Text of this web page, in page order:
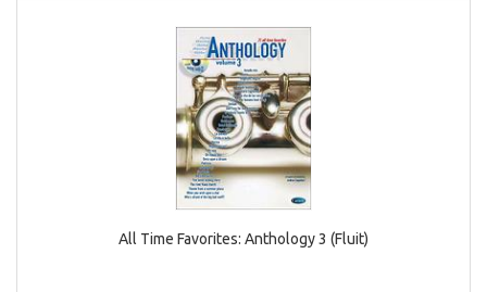
All Time Favorites: Anthology 3 (Fluit)